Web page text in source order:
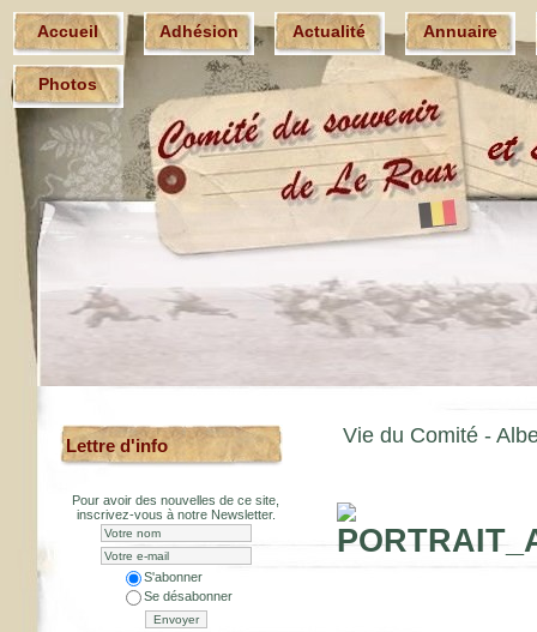
Accueil Adhésion Actualité Annuaire
Photos
Lettre d'info
Pour avoir des nouvelles de ce site,
inscrivez-vous à notre Newsletter.
S'abonner
Se désabonner
Envoyer
Vie du Comité -